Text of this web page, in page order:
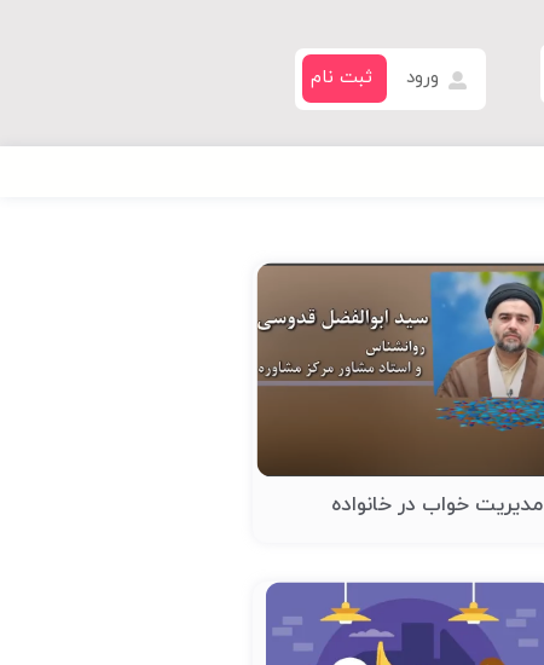
ورود ثبت نام
مدیریت خواب در خانواده